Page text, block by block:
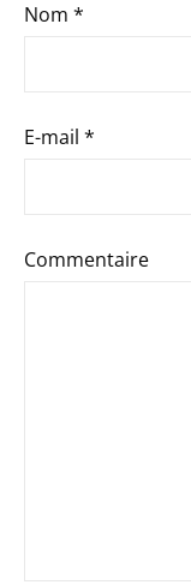
Nom *
E-mail *
Commentaire